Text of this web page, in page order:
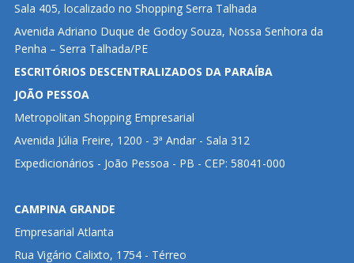
Sala 405, localizado no Shopping Serra Talhada
Avenida Adriano Duque de Godoy Souza, Nossa Senhora da
Penha – Serra Talhada/PE
ESCRITÓRIOS DESCENTRALIZADOS DA PARAÍBA
JOÃO PESSOA
Metropolitan Shopping Empresarial
Avenida Júlia Freire, 1200 - 3ª Andar - Sala 312
Expedicionários - João Pessoa - PB - CEP: 58041-000
CAMPINA GRANDE
Empresarial Atlanta
Rua Vigário Calixto, 1754 - Térreo